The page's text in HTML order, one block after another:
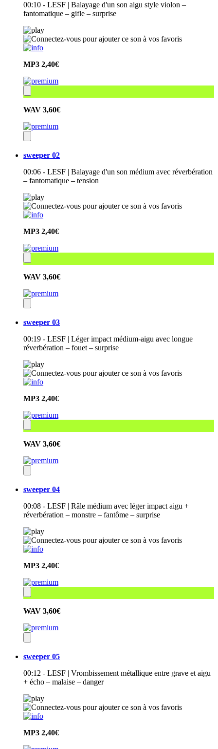
00:10 - LESF | Balayage d'un son aigu style violon –
fantomatique – gifle – surprise
MP3 2,40€
WAV 3,60€
sweeper 02
00:06 - LESF | Balayage d'un son médium avec réverbération
– fantomatique – tension
MP3 2,40€
WAV 3,60€
sweeper 03
00:19 - LESF | Léger impact médium-aigu avec longue
réverbération – fouet – surprise
MP3 2,40€
WAV 3,60€
sweeper 04
00:08 - LESF | Râle médium avec léger impact aigu +
réverbération – monstre – fantôme – surprise
MP3 2,40€
WAV 3,60€
sweeper 05
00:12 - LESF | Vrombissement métallique entre grave et aigu
+ écho – malaise – danger
MP3 2,40€